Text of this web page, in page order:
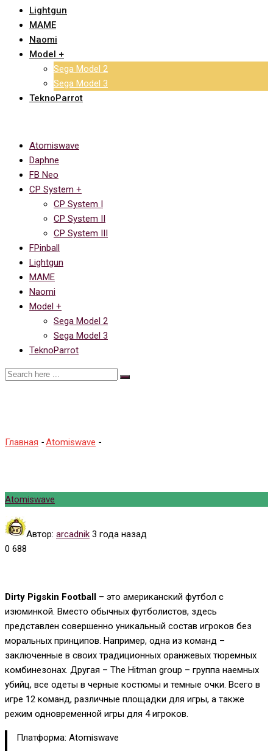
Lightgun
MAME
Naomi
Model +
Sega Model 2
Sega Model 3
TeknoParrot
Atomiswave
Daphne
FB Neo
CP System +
CP System I
CP System II
CP System III
FPinball
Lightgun
MAME
Naomi
Model +
Sega Model 2
Sega Model 3
TeknoParrot
Главная -Atomiswave -
Atomiswave
Автор: arcadnik 3 года назад
0 688
Dirty Pigskin Football – это американский футбол с
изюминкой. Вместо обычных футболистов, здесь
представлен совершенно уникальный состав игроков без
моральных принципов. Например, одна из команд –
заключенные в своих традиционных оранжевых тюремных
комбинезонах. Другая – The Hitman group – группа наемных
убийц, все одеты в черные костюмы и темные очки. Всего в
игре 12 команд, различные площадки для игры, а также
режим одновременной игры для 4 игроков.
Платформа: Atomiswave